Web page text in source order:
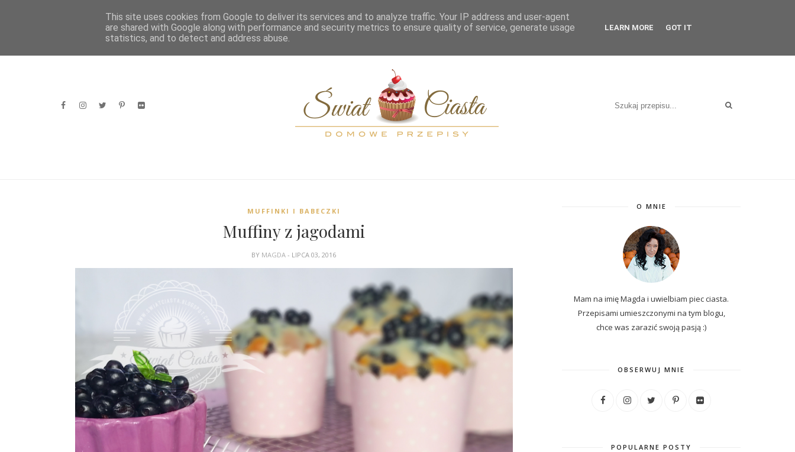
HOME KATEGORIE PRZELICZNIKI SPIS TREŚCI KONTAKT
MUFFINKI I BABECZKI
Muffiny z jagodami
BY MAGDA- LIPCA 03, 2016
O MNIE
Mam na imię Magda i uwielbiam piec ciasta.
Przepisami umieszczonymi na tym blogu,
chce was zarazić swoją pasją :)
OBSERWUJ MNIE
POPULARNE POSTY
This site uses cookies from Google to deliver its services and to analyze traffic. Your IP address and user-agent
are shared with Google along with performance and security metrics to ensure quality of service, generate usage
statistics, and to detect and address abuse.
LEARN MORE GOT IT